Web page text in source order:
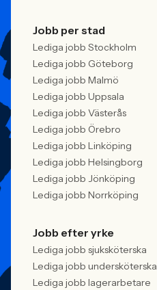
Jobb per stad
Lediga jobb Stockholm
Lediga jobb Göteborg
Lediga jobb Malmö
Lediga jobb Uppsala
Lediga jobb Västerås
Lediga jobb Örebro
Lediga jobb Linköping
Lediga jobb Helsingborg
Lediga jobb Jönköping
Lediga jobb Norrköping
Jobb efter yrke
Lediga jobb sjuksköterska
Lediga jobb undersköterska
Lediga jobb lagerarbetare